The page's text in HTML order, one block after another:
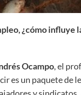
¿cómo influye
Ocampo, el
es un paquete de